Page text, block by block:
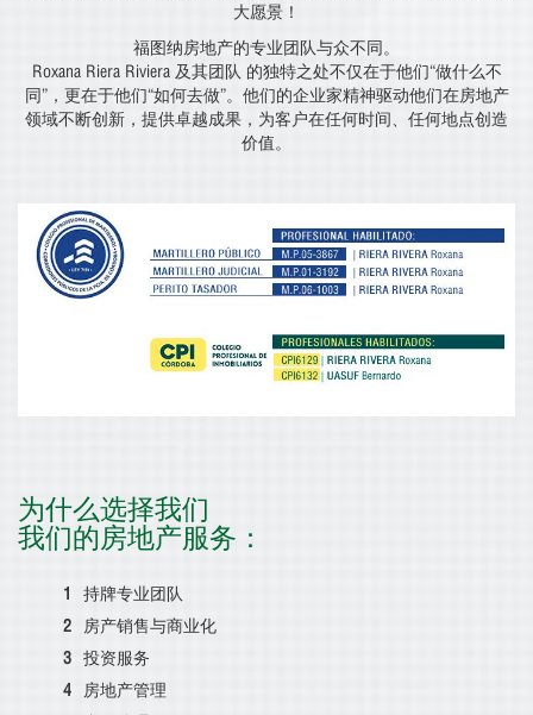
大愿景！
福图纳房地产的专业团队与众不同。
Roxana Riera Riviera 及其团队 的独特之处不仅在于他们“做什么不
同”，更在于他们“如何去做”。他们的企业家精神驱动他们在房地产
领域不断创新，提供卓越成果，为客户在任何时间、任何地点创造
价值。
为什么选择我们
我们的房地产服务：
持牌专业团队
房产销售与商业化
投资服务
房地产管理